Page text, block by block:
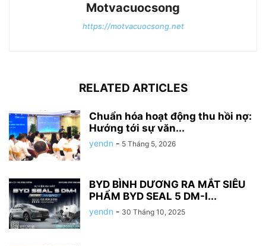
Motvacuocsong
https://motvacuocsong.net
RELATED ARTICLES
Chuẩn hóa hoạt động thu hồi nợ:
Hướng tới sự văn...
yendn - 5 Tháng 5, 2026
BYD BÌNH DƯƠNG RA MẮT SIÊU
PHẨM BYD SEAL 5 DM-I...
yendn - 30 Tháng 10, 2025